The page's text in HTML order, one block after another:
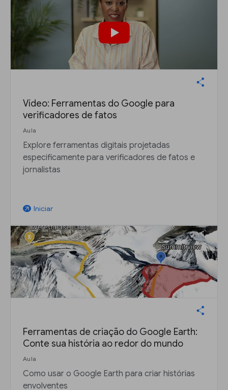
Vídeo: Ferramentas do Google para
verificadores de fatos
Aula
Explore ferramentas digitais projetadas
especificamente para verificadores de fatos e
jornalistas
arrow_outward Iniciar
Ferramentas de criação do Google Earth:
Conte sua história ao redor do mundo
Aula
Como usar o Google Earth para criar histórias
envolventes